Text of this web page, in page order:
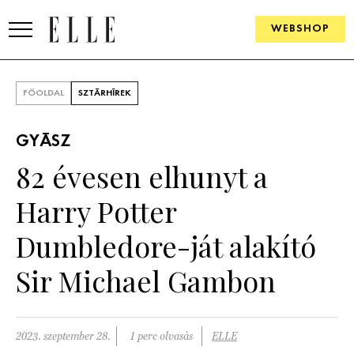
WEBSHOP
SZÉPSÉG
PÁRKAPCSOLAT
FŐOLDAL SZTÁRHÍREK
GYÁSZ
82 évesen elhunyt a
Harry Potter
Dumbledore-ját alakító
Sir Michael Gambon
2023. szeptember 28. 1 perc olvasás ELLE